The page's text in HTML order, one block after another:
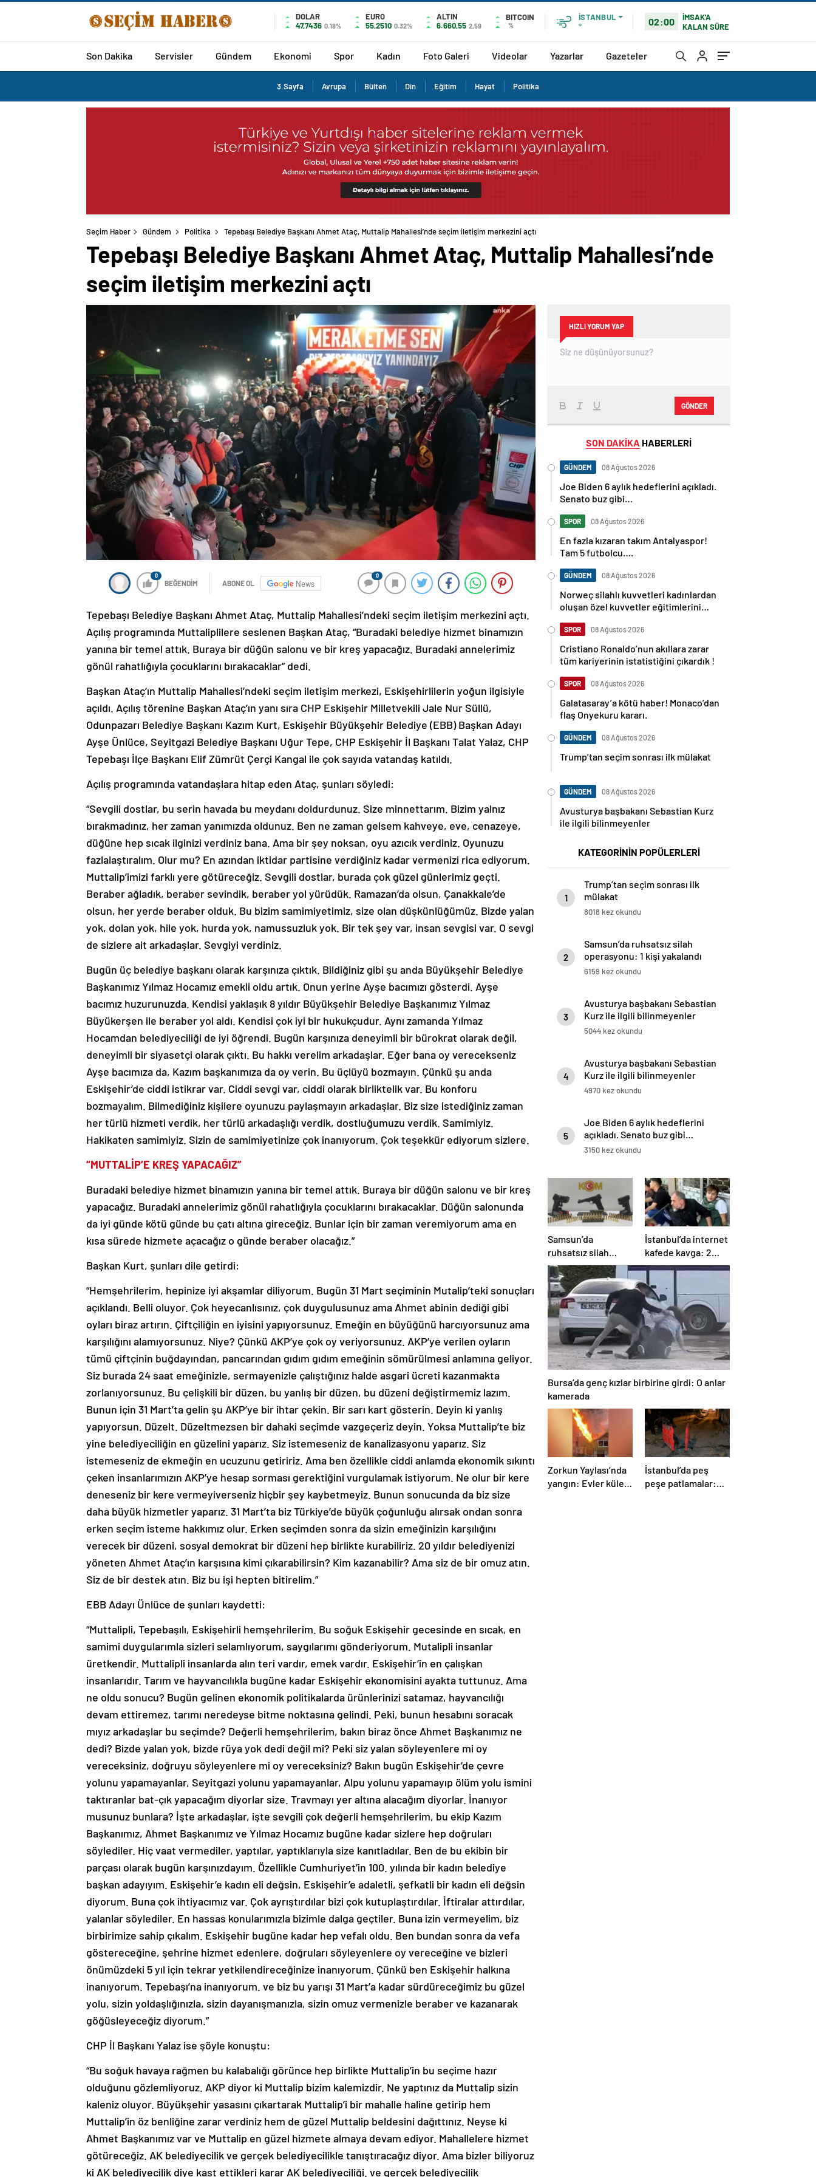
DOLAR
47,7436 0.18%
EURO
55,2510 0.32%
ALTIN
6.660,55 2,59
BITCOIN
%
İSTANBUL
°
02:00
İMSAK'A
KALAN SÜRE
Son Dakika Servisler Gündem Ekonomi Spor Kadın Foto Galeri Videolar Yazarlar Gazeteler
3.Sayfa Avrupa Bülten Din Eğitim Hayat Politika
Seçim Haber Gündem Politika Tepebaşı Belediye Başkanı Ahmet Ataç, Muttalip Mahallesi’nde seçim iletişim merkezini açtı
Tepebaşı Belediye Başkanı Ahmet Ataç, Muttalip Mahallesi’nde
seçim iletişim merkezini açtı
0
BEĞENDİM ABONE OL News
0
Tepebaşı Belediye Başkanı Ahmet Ataç, Muttalip Mahallesi’ndeki seçim iletişim merkezini açtı.
Açılış programında Muttaliplilere seslenen Başkan Ataç, “Buradaki belediye hizmet binamızın
yanına bir temel attık. Buraya bir düğün salonu ve bir kreş yapacağız. Buradaki annelerimiz
gönül rahatlığıyla çocuklarını bırakacaklar” dedi.
Başkan Ataç’ın Muttalip Mahallesi’ndeki seçim iletişim merkezi, Eskişehirlilerin yoğun ilgisiyle
açıldı. Açılış törenine Başkan Ataç’ın yanı sıra CHP Eskişehir Milletvekili Jale Nur Süllü,
Odunpazarı Belediye Başkanı Kazım Kurt, Eskişehir Büyükşehir Belediye (EBB) Başkan Adayı
Ayşe Ünlüce, Seyitgazi Belediye Başkanı Uğur Tepe, CHP Eskişehir İl Başkanı Talat Yalaz, CHP
Tepebaşı İlçe Başkanı Elif Zümrüt Çerçi Kangal ile çok sayıda vatandaş katıldı.
Açılış programında vatandaşlara hitap eden Ataç, şunları söyledi:
“Sevgili dostlar, bu serin havada bu meydanı doldurdunuz. Size minnettarım. Bizim yalnız
bırakmadınız, her zaman yanımızda oldunuz. Ben ne zaman gelsem kahveye, eve, cenazeye,
düğüne hep sıcak ilginizi verdiniz bana. Ama bir şey noksan, oyu azıcık verdiniz. Oyunuzu
fazlalaştıralım. Olur mu? En azından iktidar partisine verdiğiniz kadar vermenizi rica ediyorum.
Muttalip’imizi farklı yere götüreceğiz. Sevgili dostlar, burada çok güzel günlerimiz geçti.
Beraber ağladık, beraber sevindik, beraber yol yürüdük. Ramazan’da olsun, Çanakkale’de
olsun, her yerde beraber olduk. Bu bizim samimiyetimiz, size olan düşkünlüğümüz. Bizde yalan
yok, dolan yok, hile yok, hurda yok, namussuzluk yok. Bir tek şey var, insan sevgisi var. O sevgi
de sizlere ait arkadaşlar. Sevgiyi verdiniz.
Bugün üç belediye başkanı olarak karşınıza çıktık. Bildiğiniz gibi şu anda Büyükşehir Belediye
Başkanımız Yılmaz Hocamız emekli oldu artık. Onun yerine Ayşe bacımızı gösterdi. Ayşe
bacımız huzurunuzda. Kendisi yaklaşık 8 yıldır Büyükşehir Belediye Başkanımız Yılmaz
Büyükerşen ile beraber yol aldı. Kendisi çok iyi bir hukukçudur. Aynı zamanda Yılmaz
Hocamdan belediyeciliği de iyi öğrendi. Bugün karşınıza deneyimli bir bürokrat olarak değil,
deneyimli bir siyasetçi olarak çıktı. Bu hakkı verelim arkadaşlar. Eğer bana oy verecekseniz
Ayşe bacımıza da, Kazım başkanımıza da oy verin. Bu üçlüyü bozmayın. Çünkü şu anda
Eskişehir’de ciddi istikrar var. Ciddi sevgi var, ciddi olarak birliktelik var. Bu konforu
bozmayalım. Bilmediğiniz kişilere oyunuzu paylaşmayın arkadaşlar. Biz size istediğiniz zaman
her türlü hizmeti verdik, her türlü arkadaşlığı verdik, dostluğumuzu verdik. Samimiyiz.
Hakikaten samimiyiz. Sizin de samimiyetinize çok inanıyorum. Çok teşekkür ediyorum sizlere.
“MUTTALİP’E KREŞ YAPACAĞIZ”
Buradaki belediye hizmet binamızın yanına bir temel attık. Buraya bir düğün salonu ve bir kreş
yapacağız. Buradaki annelerimiz gönül rahatlığıyla çocuklarını bırakacaklar. Düğün salonunda
da iyi günde kötü günde bu çatı altına gireceğiz. Bunlar için bir zaman veremiyorum ama en
kısa sürede hizmete açacağız o günde beraber olacağız.”
Başkan Kurt, şunları dile getirdi:
“Hemşehrilerim, hepinize iyi akşamlar diliyorum. Bugün 31 Mart seçiminin Mutalip’teki sonuçları
açıklandı. Belli oluyor. Çok heyecanlısınız, çok duygulusunuz ama Ahmet abinin dediği gibi
oyları biraz artırın. Çiftçiliğin en iyisini yapıyorsunuz. Emeğin en büyüğünü harcıyorsunuz ama
karşılığını alamıyorsunuz. Niye? Çünkü AKP’ye çok oy veriyorsunuz. AKP’ye verilen oyların
tümü çiftçinin buğdayından, pancarından gıdım gıdım emeğinin sömürülmesi anlamına geliyor.
Siz burada 24 saat emeğinizle, sermayenizle çalıştığınız halde asgari ücreti kazanmakta
zorlanıyorsunuz. Bu çelişkili bir düzen, bu yanlış bir düzen, bu düzeni değiştirmemiz lazım.
Bunun için 31 Mart’ta gelin şu AKP’ye bir ihtar çekin. Bir sarı kart gösterin. Deyin ki yanlış
yapıyorsun. Düzelt. Düzeltmezsen bir dahaki seçimde vazgeçeriz deyin. Yoksa Muttalip’te biz
yine belediyeciliğin en güzelini yaparız. Siz istemeseniz de kanalizasyonu yaparız. Siz
istemeseniz de ekmeğin en ucuzunu getiririz. Ama ben özellikle ciddi anlamda ekonomik sıkıntı
çeken insanlarımızın AKP’ye hesap sorması gerektiğini vurgulamak istiyorum. Ne olur bir kere
deneseniz bir kere vermeyiverseniz hiçbir şey kaybetmeyiz. Bunun sonucunda da biz size
daha büyük hizmetler yaparız. 31 Mart’ta biz Türkiye’de büyük çoğunluğu alırsak ondan sonra
erken seçim isteme hakkımız olur. Erken seçimden sonra da sizin emeğinizin karşılığını
verecek bir düzeni, sosyal demokrat bir düzeni hep birlikte kurabiliriz. 20 yıldır belediyenizi
yöneten Ahmet Ataç’ın karşısına kimi çıkarabilirsin? Kim kazanabilir? Ama siz de bir omuz atın.
Siz de bir destek atın. Biz bu işi hepten bitirelim.”
EBB Adayı Ünlüce de şunları kaydetti:
“Muttalipli, Tepebaşılı, Eskişehirli hemşehrilerim. Bu soğuk Eskişehir gecesinde en sıcak, en
samimi duygularımla sizleri selamlıyorum, saygılarımı gönderiyorum. Mutalipli insanlar
üretkendir. Muttalipli insanlarda alın teri vardır, emek vardır. Eskişehir’in en çalışkan
insanlarıdır. Tarım ve hayvancılıkla bugüne kadar Eskişehir ekonomisini ayakta tuttunuz. Ama
ne oldu sonucu? Bugün gelinen ekonomik politikalarda ürünlerinizi satamaz, hayvancılığı
devam ettiremez, tarımı neredeyse bitme noktasına gelindi. Peki, bunun hesabını soracak
mıyız arkadaşlar bu seçimde? Değerli hemşehrilerim, bakın biraz önce Ahmet Başkanımız ne
dedi? Bizde yalan yok, bizde rüya yok dedi değil mi? Peki siz yalan söyleyenlere mi oy
vereceksiniz, doğruyu söyleyenlere mi oy vereceksiniz? Bakın bugün Eskişehir’de çevre
yolunu yapamayanlar, Seyitgazi yolunu yapamayanlar, Alpu yolunu yapamayıp ölüm yolu ismini
taktıranlar bat-çık yapacağım diyorlar size. Travmayı yer altına alacağım diyorlar. İnanıyor
musunuz bunlara? İşte arkadaşlar, işte sevgili çok değerli hemşehrilerim, bu ekip Kazım
Başkanımız, Ahmet Başkanımız ve Yılmaz Hocamız bugüne kadar sizlere hep doğruları
söylediler. Hiç vaat vermediler, yaptılar, yaptıklarıyla size kanıtladılar. Ben de bu ekibin bir
parçası olarak bugün karşınızdayım. Özellikle Cumhuriyet’in 100. yılında bir kadın belediye
başkan adayıyım. Eskişehir’e kadın eli değsin, Eskişehir’e adaletli, şefkatli bir kadın eli değsin
diyorum. Buna çok ihtiyacımız var. Çok ayrıştırdılar bizi çok kutuplaştırdılar. İftiralar attırdılar,
yalanlar söylediler. En hassas konularımızla bizimle dalga geçtiler. Buna izin vermeyelim, biz
birbirimize sahip çıkalım. Eskişehir bugüne kadar hep vefalı oldu. Ben bundan sonra da vefa
göstereceğine, şehrine hizmet edenlere, doğruları söyleyenlere oy vereceğine ve bizleri
önümüzdeki 5 yıl için tekrar yetkilendireceğinize inanıyorum. Çünkü ben Eskişehir halkına
inanıyorum. Tepebaşı’na inanıyorum. ve biz bu yarışı 31 Mart’a kadar sürdüreceğimiz bu güzel
yolu, sizin yoldaşlığınızla, sizin dayanışmanızla, sizin omuz vermenizle beraber ve kazanarak
göğüsleyeceğiz diyorum.”
CHP İl Başkanı Yalaz ise şöyle konuştu:
“Bu soğuk havaya rağmen bu kalabalığı görünce hep birlikte Muttalip’in bu seçime hazır
olduğunu gözlemliyoruz. AKP diyor ki Muttalip bizim kalemizdir. Ne yaptınız da Muttalip sizin
kaleniz oluyor. Büyükşehir yasasını çıkartarak Muttalip’i bir mahalle haline getirip hem
Muttalip’in öz benliğine zarar verdiniz hem de güzel Muttalip beldesini dağıttınız. Neyse ki
Ahmet Başkanımız var ve Muttalip en güzel hizmete almaya devam ediyor. Mahallelere hizmet
götüreceğiz. AK belediyecilik ve gerçek belediyecilikle tanıştıracağız diyor. Ama bizler biliyoruz
ki AK belediyecilik diye kast ettikleri karar AK belediyeciliği. ve gerçek belediyecilik
HIZLI YORUM YAP
GÖNDER
SON DAKİKA HABERLERİ
GÜNDEM 08 Ağustos 2026
Joe Biden 6 aylık hedeflerini açıkladı.
Senato buz gibi…
SPOR 08 Ağustos 2026
En fazla kızaran takım Antalyaspor!
Tam 5 futbolcu….
GÜNDEM 08 Ağustos 2026
Norweç silahlı kuvvetleri kadınlardan
oluşan özel kuvvetler eğitimlerini
SPOR 08 Ağustos 2026
Cristiano Ronaldo’nun akıllara zarar
tüm kariyerinin istatistiğini çıkardık !
SPOR 08 Ağustos 2026
Galatasaray’a kötü haber! Monaco’dan
flaş Onyekuru kararı.
GÜNDEM 08 Ağustos 2026
Trump’tan seçim sonrası ilk mülakat
GÜNDEM 08 Ağustos 2026
Avusturya başbakanı Sebastian Kurz
ile ilgili bilinmeyenler
KATEGORİNİN POPÜLERLERİ
1
Trump’tan seçim sonrası ilk
mülakat
8018 kez okundu
2
Samsun’da ruhsatsız silah
operasyonu: 1 kişi yakalandı
6159 kez okundu
3
Avusturya başbakanı Sebastian
Kurz ile ilgili bilinmeyenler
5044 kez okundu
4
Avusturya başbakanı Sebastian
Kurz ile ilgili bilinmeyenler
4970 kez okundu
5
Joe Biden 6 aylık hedeflerini
açıkladı. Senato buz gibi…
3150 kez okundu
Samsun’da
ruhsatsız silah
operasyonu: 1 kişi
yakalandı
İstanbul’da internet
kafede kavga: 2
yaralı
Bursa’da genç kızlar birbirine girdi: O anlar
kamerada
Zorkun Yaylası’nda
yangın: Evler küle
İstanbul’da peş
peşe patlamalar: